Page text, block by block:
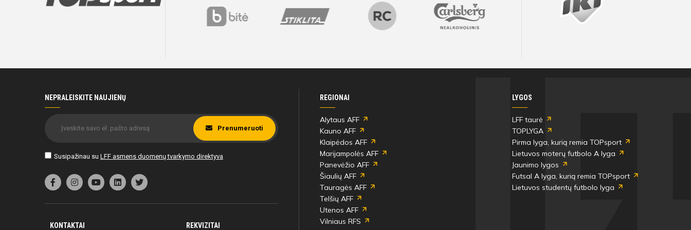
NEPRALEISKITE NAUJIENŲ
Susipažinau su LFF asmens duomenų tvarkymo direktyva
Prenumeruoti
KONTAKTAI REKVIZITAI
REGIONAI
Alytaus AFF
Kauno AFF
Klaipėdos AFF
Marijampolės AFF
Panevėžio AFF
Šiaulių AFF
Tauragės AFF
Telšių AFF
Utenos AFF
Vilniaus RFS
LYGOS
LFF taurė
TOPLYGA
Pirma lyga, kurią remia TOPsport
Lietuvos moterų futbolo A lyga
Jaunimo lygos
Futsal A lyga, kurią remia TOPsport
Lietuvos studentų futbolo lyga